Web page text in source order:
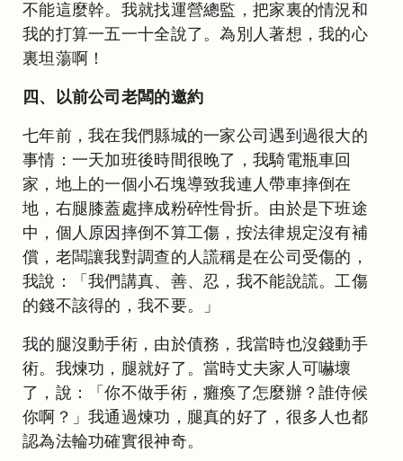
不能這麼幹。我就找運營總監，把家裏的情況和
我的打算一五一十全說了。為別人著想，我的心
裏坦蕩啊！
四、以前公司老闆的邀約
七年前，我在我們縣城的一家公司遇到過很大的
事情：一天加班後時間很晚了，我騎電瓶車回
家，地上的一個小石塊導致我連人帶車摔倒在
地，右腿膝蓋處摔成粉碎性骨折。由於是下班途
中，個人原因摔倒不算工傷，按法律規定沒有補
償，老闆讓我對調查的人謊稱是在公司受傷的，
我說：「我們講真、善、忍，我不能說謊。工傷
的錢不該得的，我不要。」
我的腿沒動手術，由於債務，我當時也沒錢動手
術。我煉功，腿就好了。當時丈夫家人可嚇壞
了，說：「你不做手術，癱瘓了怎麼辦？誰侍候
你啊？」我通過煉功，腿真的好了，很多人也都
認為法輪功確實很神奇。